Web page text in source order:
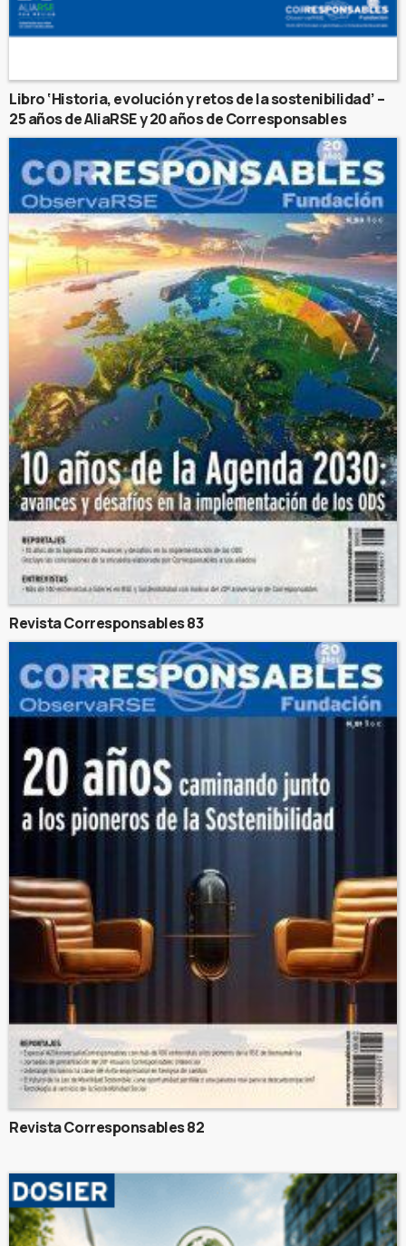
Libro ‘Historia, evolución y retos de la sostenibilidad’ –
25 años de AliaRSE y 20 años de Corresponsables
Revista Corresponsables 83
Revista Corresponsables 82